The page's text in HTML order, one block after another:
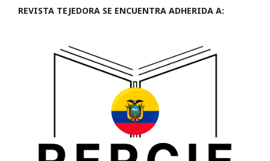
REVISTA TEJEDORA SE ENCUENTRA ADHERIDA A: